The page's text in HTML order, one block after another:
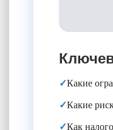
✓Какие
✓Какие
✓Как